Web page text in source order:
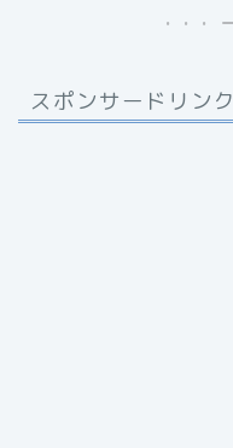
スポンサードリンク